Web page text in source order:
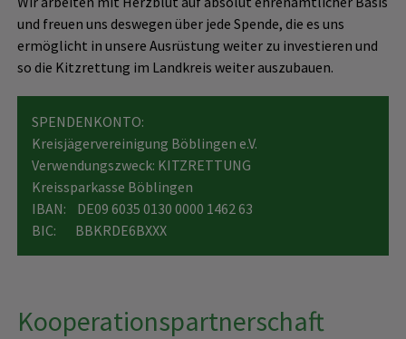
und freuen uns deswegen über jede Spende, die es uns
ermöglicht in unsere Ausrüstung weiter zu investieren und
so die Kitzrettung im Landkreis weiter auszubauen.
SPENDENKONTO:
Kreisjägervereinigung Böblingen e.V.
Verwendungszweck: KITZRETTUNG
Kreissparkasse Böblingen
IBAN: DE09 6035 0130 0000 1462 63
BIC: BBKRDE6BXXX
Kooperationspartnerschaft